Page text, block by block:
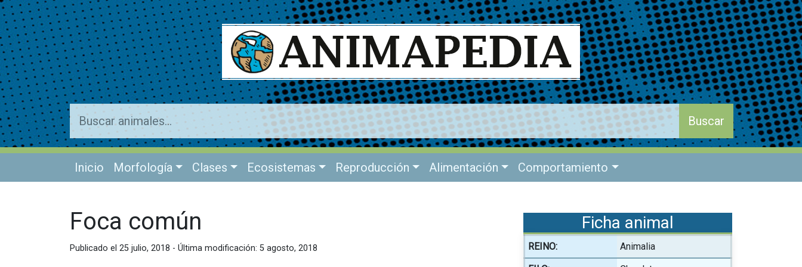
Inicio Morfología Clases Ecosistemas Reproducción Alimentación Comportamiento
Foca común
Publicado el 25 julio, 2018 - Última modificación: 5 agosto, 2018
Ficha animal
REINO:
Animalia